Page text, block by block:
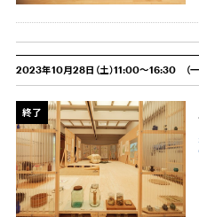
2023年10月28日（土）11:00～16:30 （
終了